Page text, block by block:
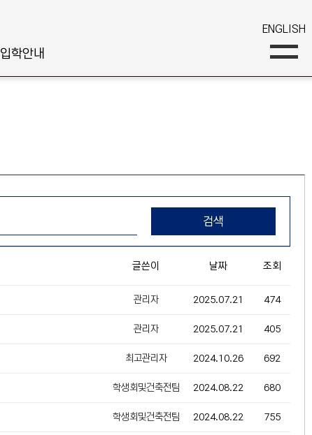
입학안내
ENGLISH
검색
글쓴이 날짜 조회
관리자 2025.07.21 474
관리자 2025.07.21 405
최고관리자 2024.10.26 692
학생회및건축전팀 2024.08.22 680
학생회및건축전팀 2024.08.22 755